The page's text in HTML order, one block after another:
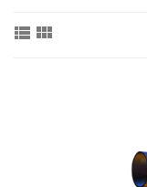
 